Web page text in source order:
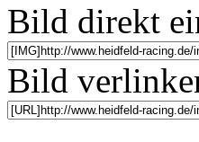
Bild direkt
Bild